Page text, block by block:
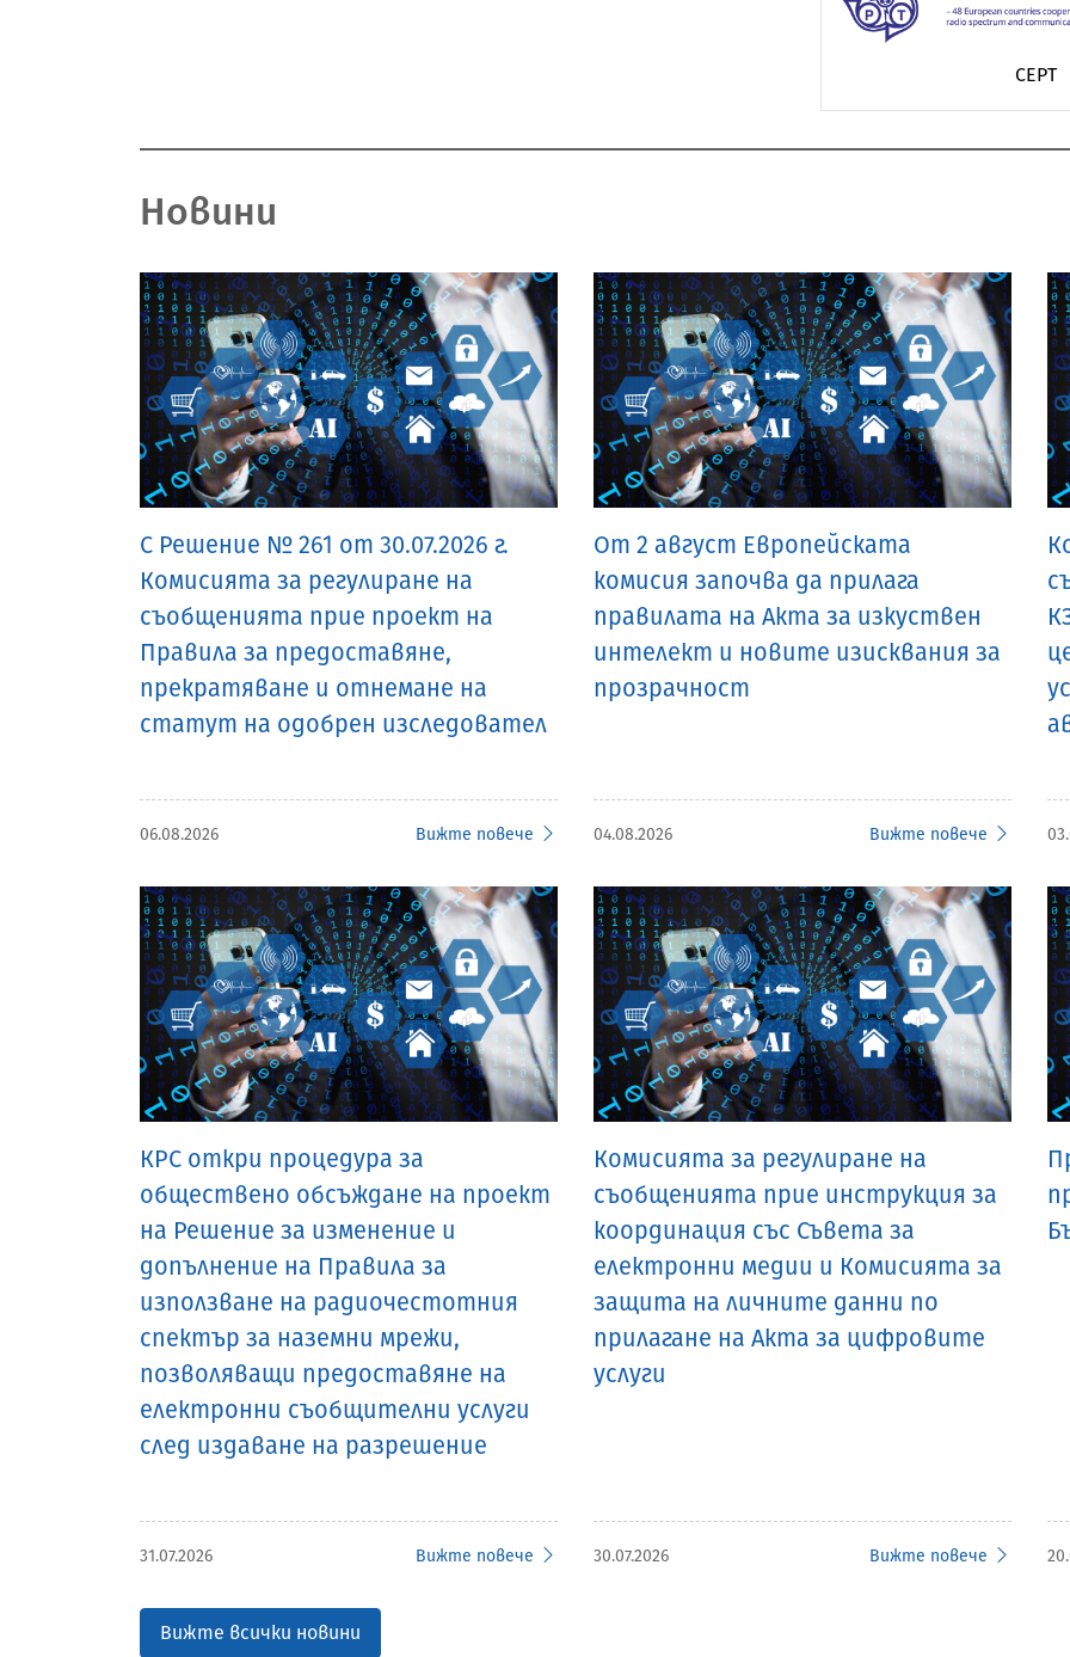
CEPT
Новини
С Решение № 261 от 30.07.2026 г.
Комисията за регулиране на
съобщенията прие проект на
Правила за предоставяне,
прекратяване и отнемане на
статут на одобрен изследовател
06.08.2026 Вижте повече
От 2 август Европейската
комисия започва да прилага
правилата на Акта за изкуствен
интелект и новите изисквания за
прозрачност
04.08.2026 Вижте повече
КРС откри процедура за
обществено обсъждане на проект
на Решение за изменение и
допълнение на Правила за
използване на радиочестотния
спектър за наземни мрежи,
позволяващи предоставяне на
електронни съобщителни услуги
след издаване на разрешение
31.07.2026 Вижте повече
Комисията за регулиране на
съобщенията прие инструкция за
координация със Съвета за
електронни медии и Комисията за
защита на личните данни по
прилагане на Акта за цифровите
услуги
30.07.2026 Вижте повече
Вижте всички новини